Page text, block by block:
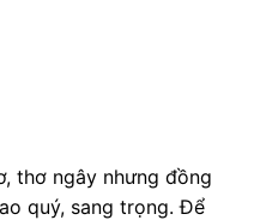
thơ ngây nhưng đồng
quý, sang trọng. Để